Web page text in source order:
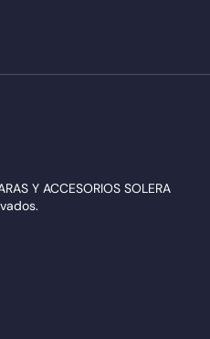
Y ACCESORIOS SOLERA